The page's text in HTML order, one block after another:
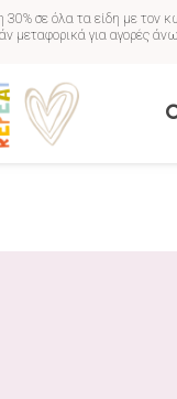
σε όλα τα είδη με τον
μεταφορικά για αγορές